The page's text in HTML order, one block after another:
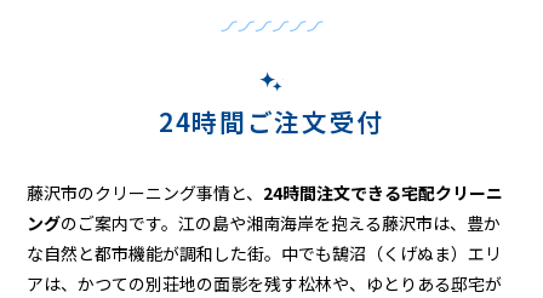
24時間ご注文受付
藤沢市のクリーニング事情と、 24時間注文できる宅配クリーニ
ングのご案内です。江の島や湘南海岸を抱える藤沢市は、豊か
な自然と都市機能が調和した街。中でも鵠沼（くげぬま）エリ
アは、かつての別荘地の面影を残す松林や、ゆとりある邸宅が